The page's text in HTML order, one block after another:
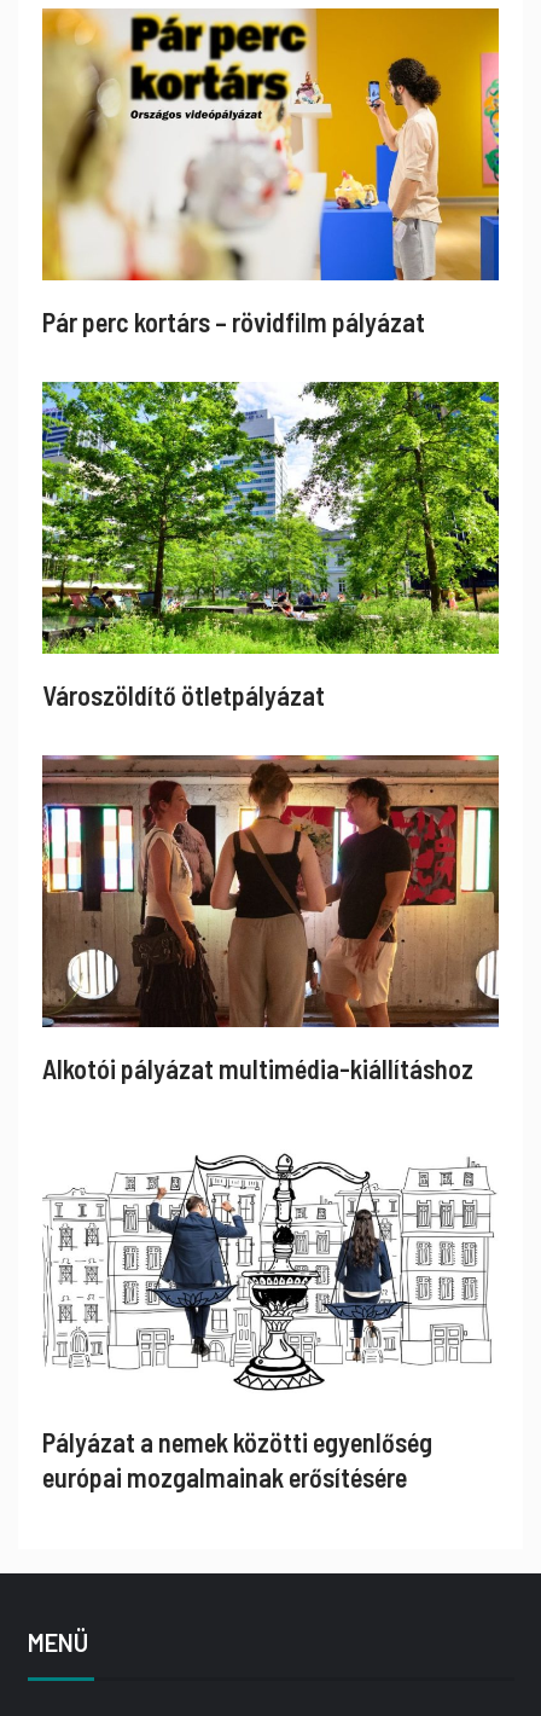
Pár perc kortárs – rövidfilm pályázat
Városzöldítő ötletpályázat
Alkotói pályázat multimédia-kiállításhoz
Pályázat a nemek közötti egyenlőség
európai mozgalmainak erősítésére
MENÜ